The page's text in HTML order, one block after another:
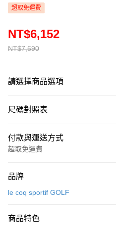
超取免運費
NT$7,690
NT$6,152
請選擇商品選項
尺碼對照表
付款與運送方式
超取免運費
信用卡一次付款
LINE Pay
品牌
le coq sportif GOLF
商品特色